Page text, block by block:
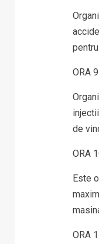
ORA 9
de
ORA
Este
ORA